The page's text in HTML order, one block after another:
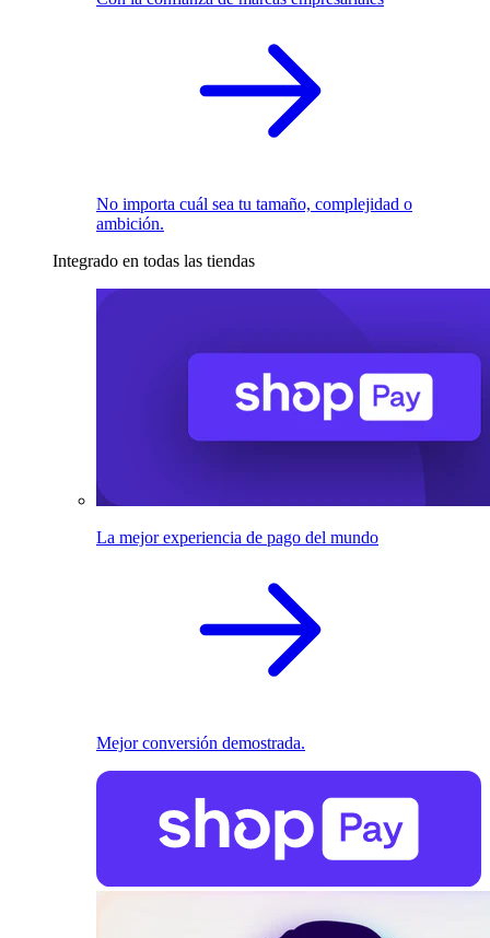
No importa cuál sea tu tamaño, complejidad o
ambición.
Integrado en todas las tiendas
La mejor experiencia de pago del mundo
Mejor conversión demostrada.